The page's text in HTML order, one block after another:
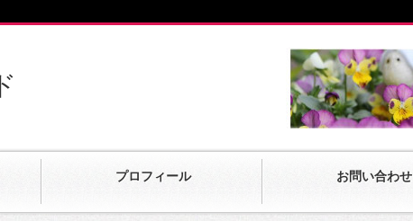
プロフィール お問い合わせ